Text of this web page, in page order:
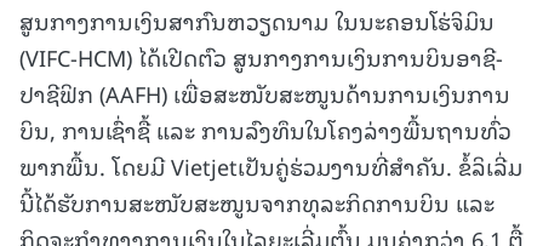
ສູນກາງການເງິນສາກົນຫວຽດນາມ ໃນນະຄອນໂຮ່ຈິມິນ
(VIFC-HCM) ໄດ້ເປີດຕົວ ສູນກາງການເງິນການບິນອາຊີ-
ປາຊີຟິກ (AAFH) ເພື່ອສະໜັບສະໜູນດ້ານການເງິນການ
ບິນ, ການເຊົ່າຊື້ ແລະ ການລົງທຶນໃນໂຄງລ່າງພື້ນຖານທົ່ວ
ພາກພື້ນ. ໂດຍມີ Vietjetເປັນຄູ່ຮ່ວມງານທີ່ສຳຄັນ. ຂໍ້ລິເລີ່ມ
ນີ້ໄດ້ຮັບການສະໜັບສະໜູນຈາກທຸລະກິດການບິນ ແລະ
ກິດຈະກຳທາງການເງິນໃນໄລຍະເລີ່ມຕົ້ນ ມູນຄ່າກວ່າ 6.1 ຕື້